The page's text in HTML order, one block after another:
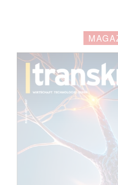
Mit dem
jede Woche